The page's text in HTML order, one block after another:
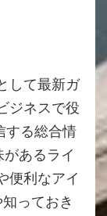
して最新ガ
ジネスで役
する総合情
あるライ
便利なアイ
っておき